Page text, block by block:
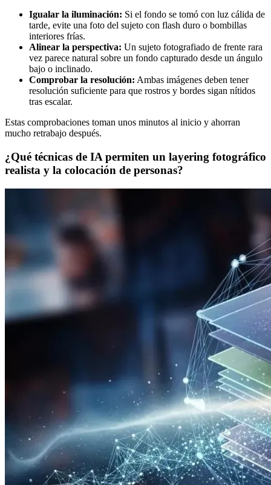
Igualar la iluminación: Si el fondo se tomó con luz cálida de
tarde, evite una foto del sujeto con flash duro o bombillas
interiores frías.
Alinear la perspectiva: Un sujeto fotografiado de frente rara
vez parece natural sobre un fondo capturado desde un ángulo
bajo o inclinado.
Comprobar la resolución: Ambas imágenes deben tener
resolución suficiente para que rostros y bordes sigan nítidos
tras escalar.
Estas comprobaciones toman unos minutos al inicio y ahorran
mucho retrabajo después.
¿Qué técnicas de IA permiten un layering fotográfico
realista y la colocación de personas?